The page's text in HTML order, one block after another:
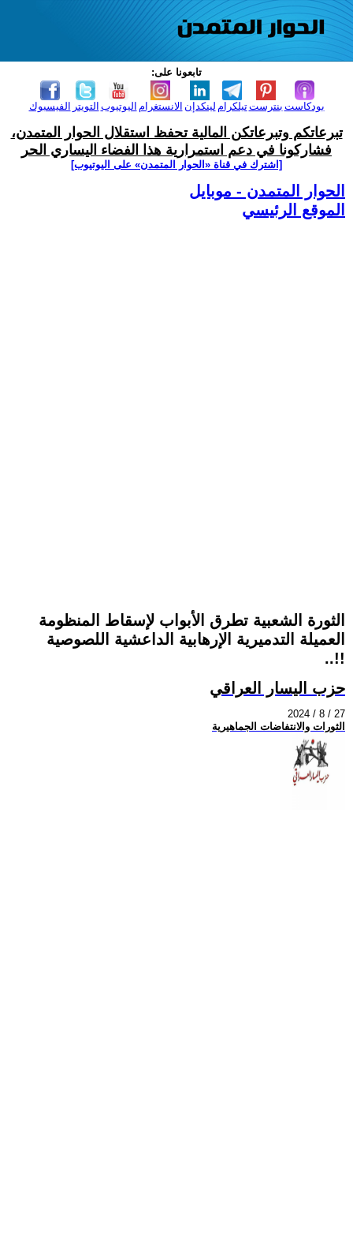
تابعونا على:
الفيسبوك التويتر اليوتيوب الانستغرام لينكدإن تيلكرامبنترست بودكاست
تبرعاتكم وتبرعاتكن المالية تحفظ استقلال الحوار المتمدن،
فشاركونا في دعم استمرارية هذا الفضاء اليساري الحر
[اشترك في قناة ‫«الحوار المتمدن» على اليوتيوب]
الحوار المتمدن - موبايل
الموقع الرئيسي
الثورة الشعبية تطرق الأبواب لإسقاط المنظومة
العميلة التدميرية الإرهابية الداعشية اللصوصية
..!!
حزب اليسار العراقي
2024 / 8 / 27
الثورات والانتفاضات الجماهيرية